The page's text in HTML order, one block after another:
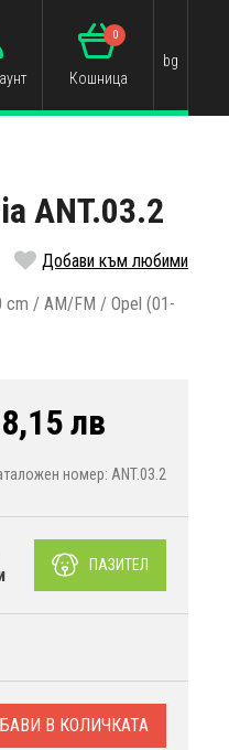
Кошница
0
bg
ANT.03.2
Добави към любими
cm / AM/FM / Opel (01-
лв
номер: ANT.03.2
ПАЗИТЕЛ
В КОЛИЧКАТА